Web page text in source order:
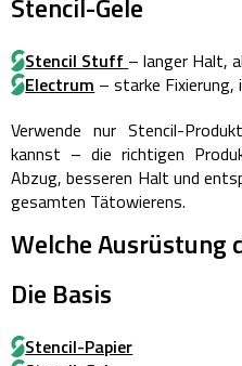
Stencil-Gele
Stencil Stuff – langer Halt,
Electrum – starke
Verwende nur Stencil-
kannst – die richtigen
Abzug, besseren Halt und
gesamten Tätowierens.
Welche Ausrüstung
Die Basis
Stencil-Papier